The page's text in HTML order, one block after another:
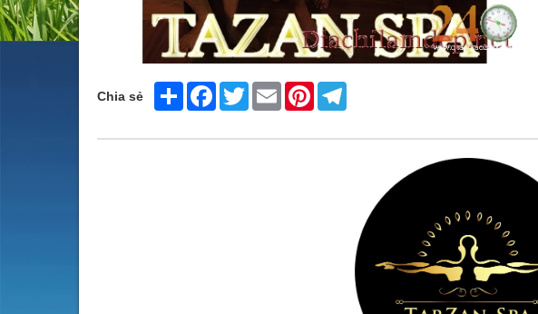
Chia sẻ Share FacebookTwitter Email Pinterest